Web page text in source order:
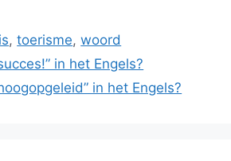
,toerisme,woord
in het Engels?
in het Engels?